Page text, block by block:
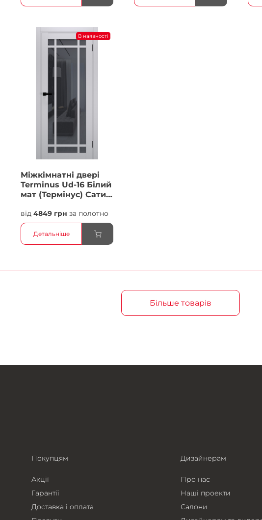
В наявності
Міжкімнатні двері
Terminus Ud-16 Білий
мат (Термінус) Сатин
від4849 грн за полотно
Детальніше
Більше товарів
Покупцям
Акції
Гарантії
Доставка і оплата
Дизайнерам
Про нас
Наші проекти
Салони